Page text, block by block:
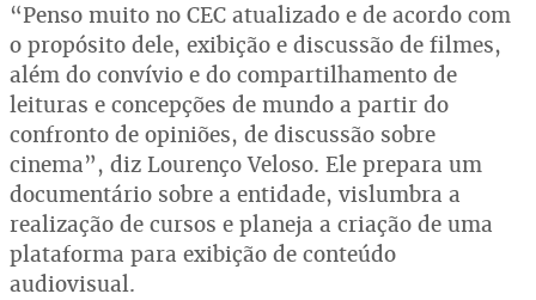
“Penso muito no CEC atualizado e de acordo com
o propósito dele, exibição e discussão de filmes,
além do convívio e do compartilhamento de
leituras e concepções de mundo a partir do
confronto de opiniões, de discussão sobre
cinema”, diz Lourenço Veloso. Ele prepara um
documentário sobre a entidade, vislumbra a
realização de cursos e planeja a criação de uma
plataforma para exibição de conteúdo
audiovisual.